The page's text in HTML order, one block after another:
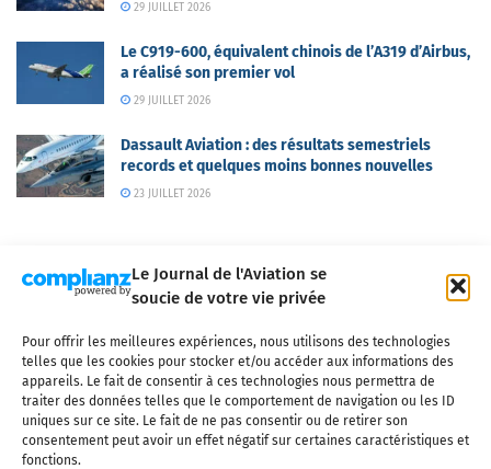
Le Journal de l'Aviation se
soucie de votre vie privée
Pour offrir les meilleures expériences, nous utilisons des technologies
telles que les cookies pour stocker et/ou accéder aux informations des
appareils. Le fait de consentir à ces technologies nous permettra de
traiter des données telles que le comportement de navigation ou les ID
uniques sur ce site. Le fait de ne pas consentir ou de retirer son
consentement peut avoir un effet négatif sur certaines caractéristiques et
fonctions.
29 JUILLET 2026
Le C919-600, équivalent chinois de l’A319 d’Airbus,
a réalisé son premier vol
29 JUILLET 2026
Dassault Aviation : des résultats semestriels
records et quelques moins bonnes nouvelles
23 JUILLET 2026
Qui sommes-nous ? Nous contacter
Partenaires
Mentions légales
CGV Politique de confidentialité Cookies